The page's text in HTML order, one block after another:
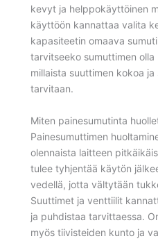
kevyt ja helppokäyttöinen
käyttöön kannattaa valita
kapasiteetin omaava
tarvitseeko sumuttimen
millaista suuttimen kokoa
tarvitaan.
Miten painesumutinta
Painesumuttimen
olennaista laitteen
tulee tyhjentää käytön
vedellä, jotta vältytään
Suuttimet ja venttiilit
ja puhdistaa tarvittaessa.
myös tiivisteiden kunto ja